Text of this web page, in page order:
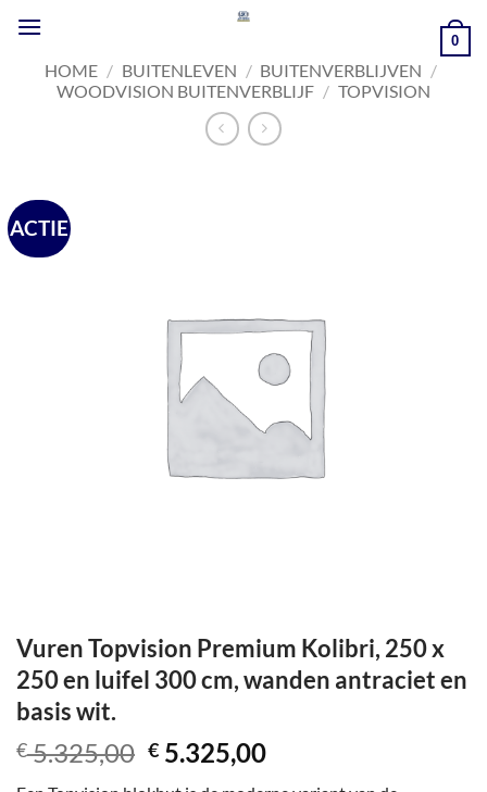
naar
inhoud
0
HOME / BUITENLEVEN / BUITENVERBLIJVEN /
WOODVISION BUITENVERBLIJF / TOPVISION
ACTIE
Vuren Topvision Premium Kolibri, 250 x
250 en luifel 300 cm, wanden antraciet en
basis wit.
€5.325,00 Oorspronkelijke
€ 5.325,00Huidige